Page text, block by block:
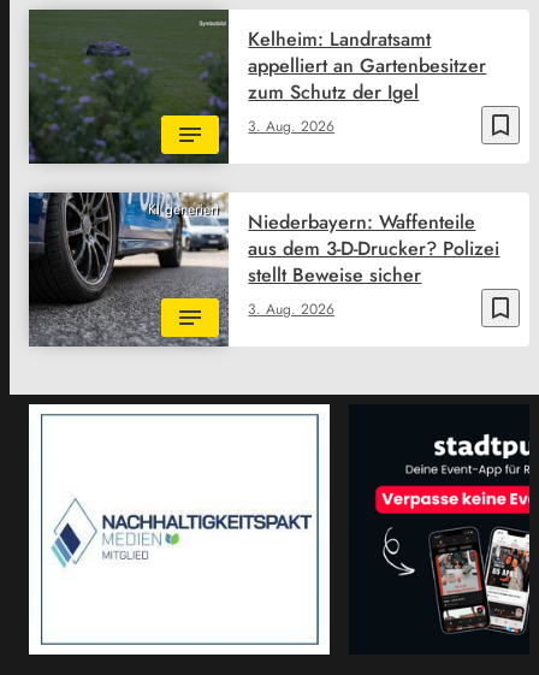
bookmark_border
3. Aug. 2026
Kelheim: Landratsamt
appelliert an Gartenbesitzer
zum Schutz der Igel
KI generiert
bookmark_border
3. Aug. 2026
Niederbayern: Waffenteile
aus dem 3-D-Drucker? Polizei
stellt Beweise sicher